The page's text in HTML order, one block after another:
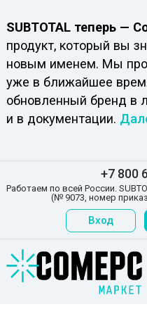
SUBTOTAL теперь —
продукт, который вы
новым именем. Мы
уже в ближайшее
обновленный бренд в
и в документации.
+7 800
Работаем по всей России.
(№ 9073, номер
Вход